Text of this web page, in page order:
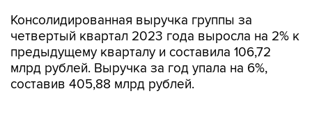
Консолидированная выручка группы за
четвертый квартал 2023 года выросла на 2% к
предыдущему кварталу и составила 106,72
млрд рублей. Выручка за год упала на 6%,
составив 405,88 млрд рублей.